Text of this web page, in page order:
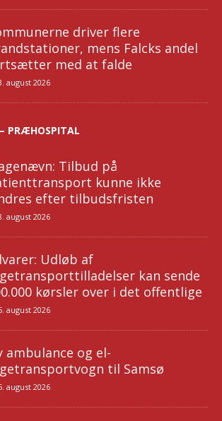
driver flere
mens Falcks andel
med at falde
august 2026
PRÆHOSPITAL
Tilbud på
kunne ikke
efter tilbudsfristen
august 2026
Udløb af
kan sende
kørsler over i det offentlige
august 2026
ambulance og el-
til Samsø
august 2026